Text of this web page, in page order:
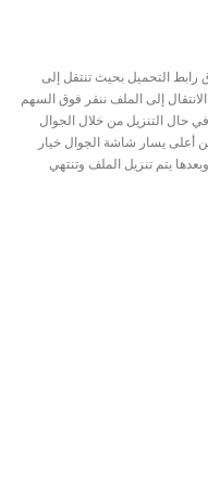
رابط التحميل بحيث تنتقل إلى
إلى الملف ننقر فوق السهم
حال التنزيل من خلال الجوال
أعلى يسار شاشة الجوال خيار
يتم تنزيل الملف وتنتهي